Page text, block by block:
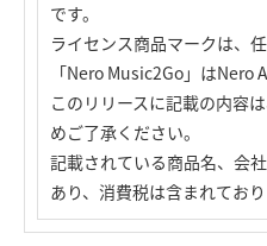
です。
ライセンス商品マークは、
「Nero Music2Go」はNero
このリリースに記載の内容
めご了承ください。
記載されている商品名、会
あり、消費税は含まれており